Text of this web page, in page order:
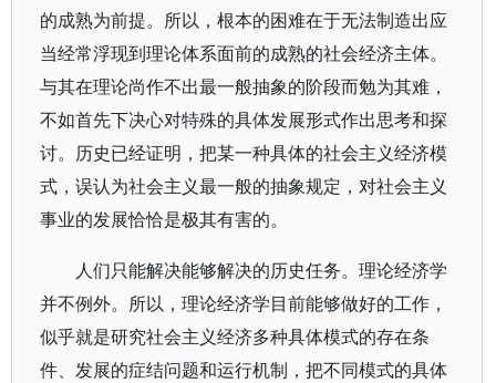
的成熟为前提。所以，根本的困难在于无法制造出应
当经常浮现到理论体系面前的成熟的社会经济主体。
与其在理论尚作不出最一般抽象的阶段而勉为其难，
不如首先下决心对特殊的具体发展形式作出思考和探
讨。历史已经证明，把某一种具体的社会主义经济模
式，误认为社会主义最一般的抽象规定，对社会主义
事业的发展恰恰是极其有害的。
人们只能解决能够解决的历史任务。理论经济学
并不例外。所以，理论经济学目前能够做好的工作，
似乎就是研究社会主义经济多种具体模式的存在条
件、发展的症结问题和运行机制，把不同模式的具体